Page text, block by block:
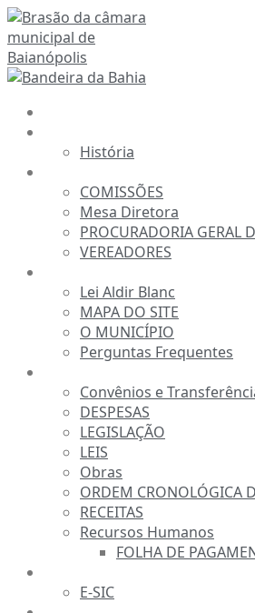
Ir
para
o
conteúdo
História
COMISSÕES
Mesa Diretora
PROCURADORIA GERAL
VEREADORES
Lei Aldir Blanc
MAPA DO SITE
O MUNICÍPIO
Perguntas Frequentes
Convênios e
DESPESAS
LEGISLAÇÃO
LEIS
Obras
ORDEM CRONOLÓGICA
RECEITAS
Recursos Humanos
FOLHA DE
E-SIC